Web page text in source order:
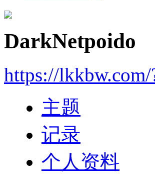
DarkNetpoido
https://lkkbw.com/
主题
记录
个人资料